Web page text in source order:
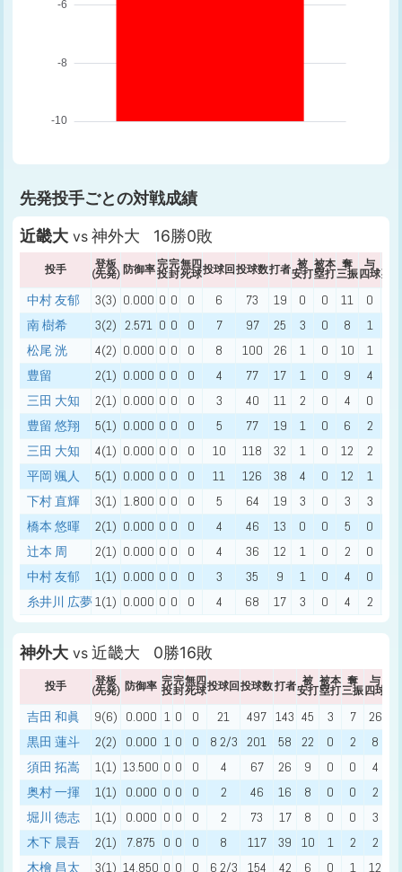
先発投手ごとの対戦成績
近畿大 vs 神外大 16勝0敗
投手 登板
(先発) 防御率完
投
完
封
無四
死球投球回 投球数打者 被
安打
被本
塁打
奪
三振
与
四球死球
中村 友郁 3(3) 0.000 0 0 0 6 73 19 0 0 11 0
南 樹希
3(2) 2.571 0 0 0 7 97 25 3 0 8 1
松尾 洸
4(2) 0.000 0 0 0 8 100 26 1 0 10 1
豊留
2(1) 0.000 0 0 0 4 77 17 1 0 9 4
三田 大知
2(1) 0.000 0 0 0 3 40 11 2 0 4 0
豊留 悠翔
5(1) 0.000 0 0 0 5 77 19 1 0 6 2
三田 大知
4(1) 0.000 0 0 0 10 118 32 1 0 12 2
平岡 颯人
5(1) 0.000 0 0 0 11 126 38 4 0 12 1
下村 直輝
3(1) 1.800 0 0 0 5 64 19 3 0 3 3
橋本 悠暉
2(1) 0.000 0 0 0 4 46 13 0 0 5 0
辻本 周
2(1) 0.000 0 0 0 4 36 12 1 0 2 0
中村 友郁
1(1) 0.000 0 0 0 3 35 9 1 0 4 0
糸井川 広夢1(1) 0.000 0 0 0 4 68 17 3 0 4 2
神外大 vs 近畿大 0勝16敗
投手 登板
(先発) 防御率 完
投
完
封
無四
死球投球回 投球数打者 被
安打
被本
塁打
奪
三振
与
四球
吉田 和眞 9(6) 0.000 1 0 0 21 497 143 45 3 7 26
黒田 蓮斗
2(2) 0.000 1 0 0 8 2/3 201 58 22 0 2 8
須田 拓嵩
1(1) 13.500 0 0 0 4 67 26 9 0 0 4
奥村 一揮
1(1) 0.000 0 0 0 2 46 16 8 0 0 2
堀川 徳志
1(1) 0.000 0 0 0 2 73 17 8 0 0 3
木下 晨吾
2(1) 7.875 0 0 0 8 117 39 10 1 2 2
木檜 昌太
3(1) 14.850 0 0 0 6 2/3 154 42 6 0 1 12